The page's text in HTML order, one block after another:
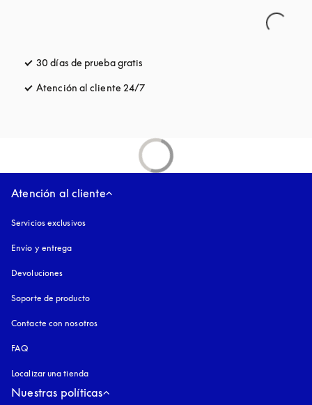
30 días de prueba gratis
Atención al cliente 24/7
Atención al cliente
Servicios exclusivos
Envío y entrega
Devoluciones
Soporte de producto
Contacte con nosotros
FAQ
Localizar una tienda
Nuestras políticas